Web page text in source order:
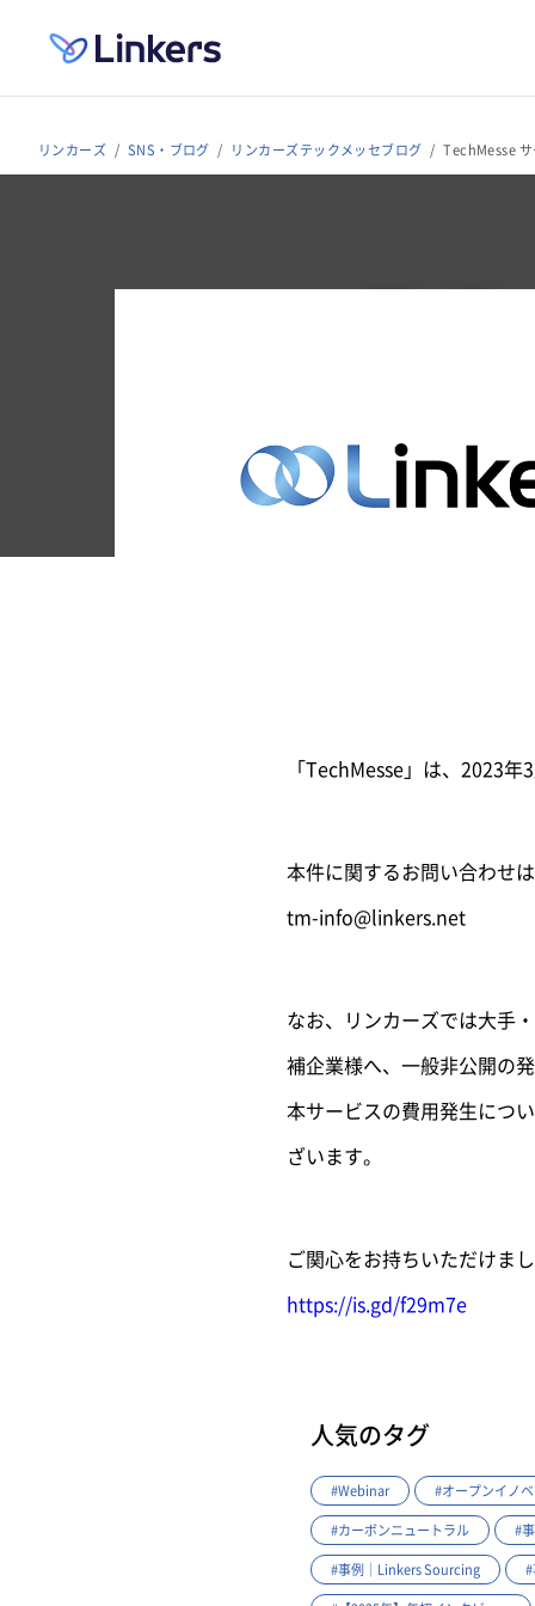
リンカーズ SNS・ブログ リンカーズテックメッセブログ TechMesse サ
「TechMesse」は、2023
本件に関するお問い合わせ
tm-info@linkers.net
なお、リンカーズでは大手
補企業様へ、一般非公開の
本サービスの費用発生につ
ざいます。
ご関心をお持ちいただけま
https://is.gd/f29m7e
人気のタグ
#Webinar #オープンイノ
#カーボンニュートラル #
#事例｜Linkers Sourcing #